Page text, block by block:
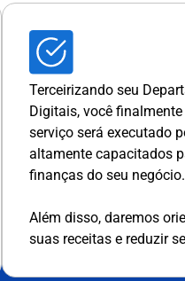
Terceirizando seu
Digitais, você
serviço será executado
altamente capacitados
finanças do seu negócio.
Além disso, daremos
suas receitas e reduzir